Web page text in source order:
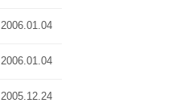
2006.01.04
2006.01.04
2005.12.24